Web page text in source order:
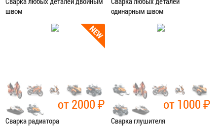
швом
Сварочные работы
одинарным швом
Сварочные работы
от 2000₽
Сварка радиатора
от 1000₽
Сварка глушителя